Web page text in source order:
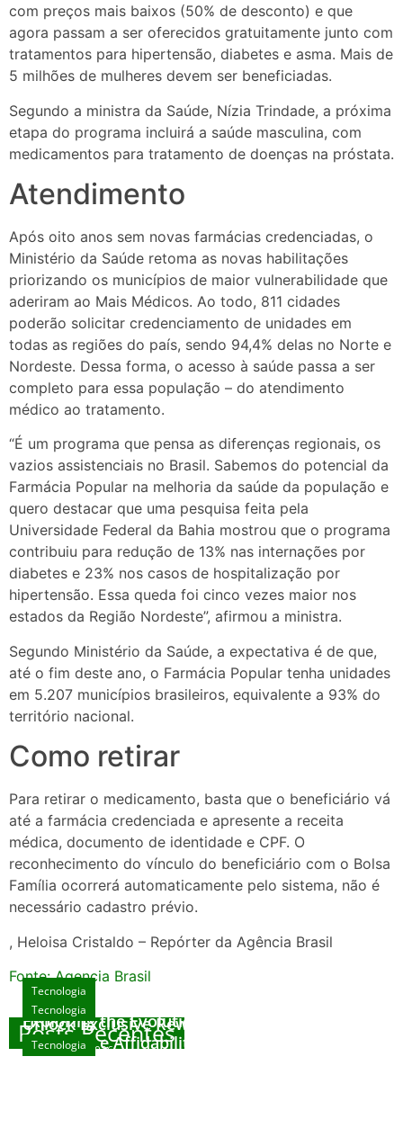
com preços mais baixos (50% de desconto) e que
agora passam a ser oferecidos gratuitamente junto com
tratamentos para hipertensão, diabetes e asma. Mais de
5 milhões de mulheres devem ser beneficiadas.
Segundo a ministra da Saúde, Nízia Trindade, a próxima
etapa do programa incluirá a saúde masculina, com
medicamentos para tratamento de doenças na próstata.
Atendimento
Após oito anos sem novas farmácias credenciadas, o
Ministério da Saúde retoma as novas habilitações
priorizando os municípios de maior vulnerabilidade que
aderiram ao Mais Médicos. Ao todo, 811 cidades
poderão solicitar credenciamento de unidades em
todas as regiões do país, sendo 94,4% delas no Norte e
Nordeste. Dessa forma, o acesso à saúde passa a ser
completo para essa população – do atendimento
médico ao tratamento.
“É um programa que pensa as diferenças regionais, os
vazios assistenciais no Brasil. Sabemos do potencial da
Farmácia Popular na melhoria da saúde da população e
quero destacar que uma pesquisa feita pela
Universidade Federal da Bahia mostrou que o programa
contribuiu para redução de 13% nas internações por
diabetes e 23% nos casos de hospitalização por
hipertensão. Essa queda foi cinco vezes maior nos
estados da Região Nordeste”, afirmou a ministra.
Segundo Ministério da Saúde, a expectativa é de que,
até o fim deste ano, o Farmácia Popular tenha unidades
em 5.207 municípios brasileiros, equivalente a 93% do
território nacional.
Como retirar
Para retirar o medicamento, basta que o beneficiário vá
até a farmácia credenciada e apresente a receita
médica, documento de identidade e CPF. O
reconhecimento do vínculo do beneficiário com o Bolsa
Família ocorrerá automaticamente pelo sistema, não é
necessário cadastro prévio.
, Heloisa Cristaldo – Repórter da Agência Brasil
Fonte: Agencia Brasil
Posts Recentes
Tecnologia
Exploring the Evolution of Online Slot Games
agosto 7, 2026
Tecnologia
Unlock Exclusive Rewards at The Big Dog
House
Tecnologia
Sicurezza e Affidabilità di Mr Nulls Wicked
Wares
Tecnologia